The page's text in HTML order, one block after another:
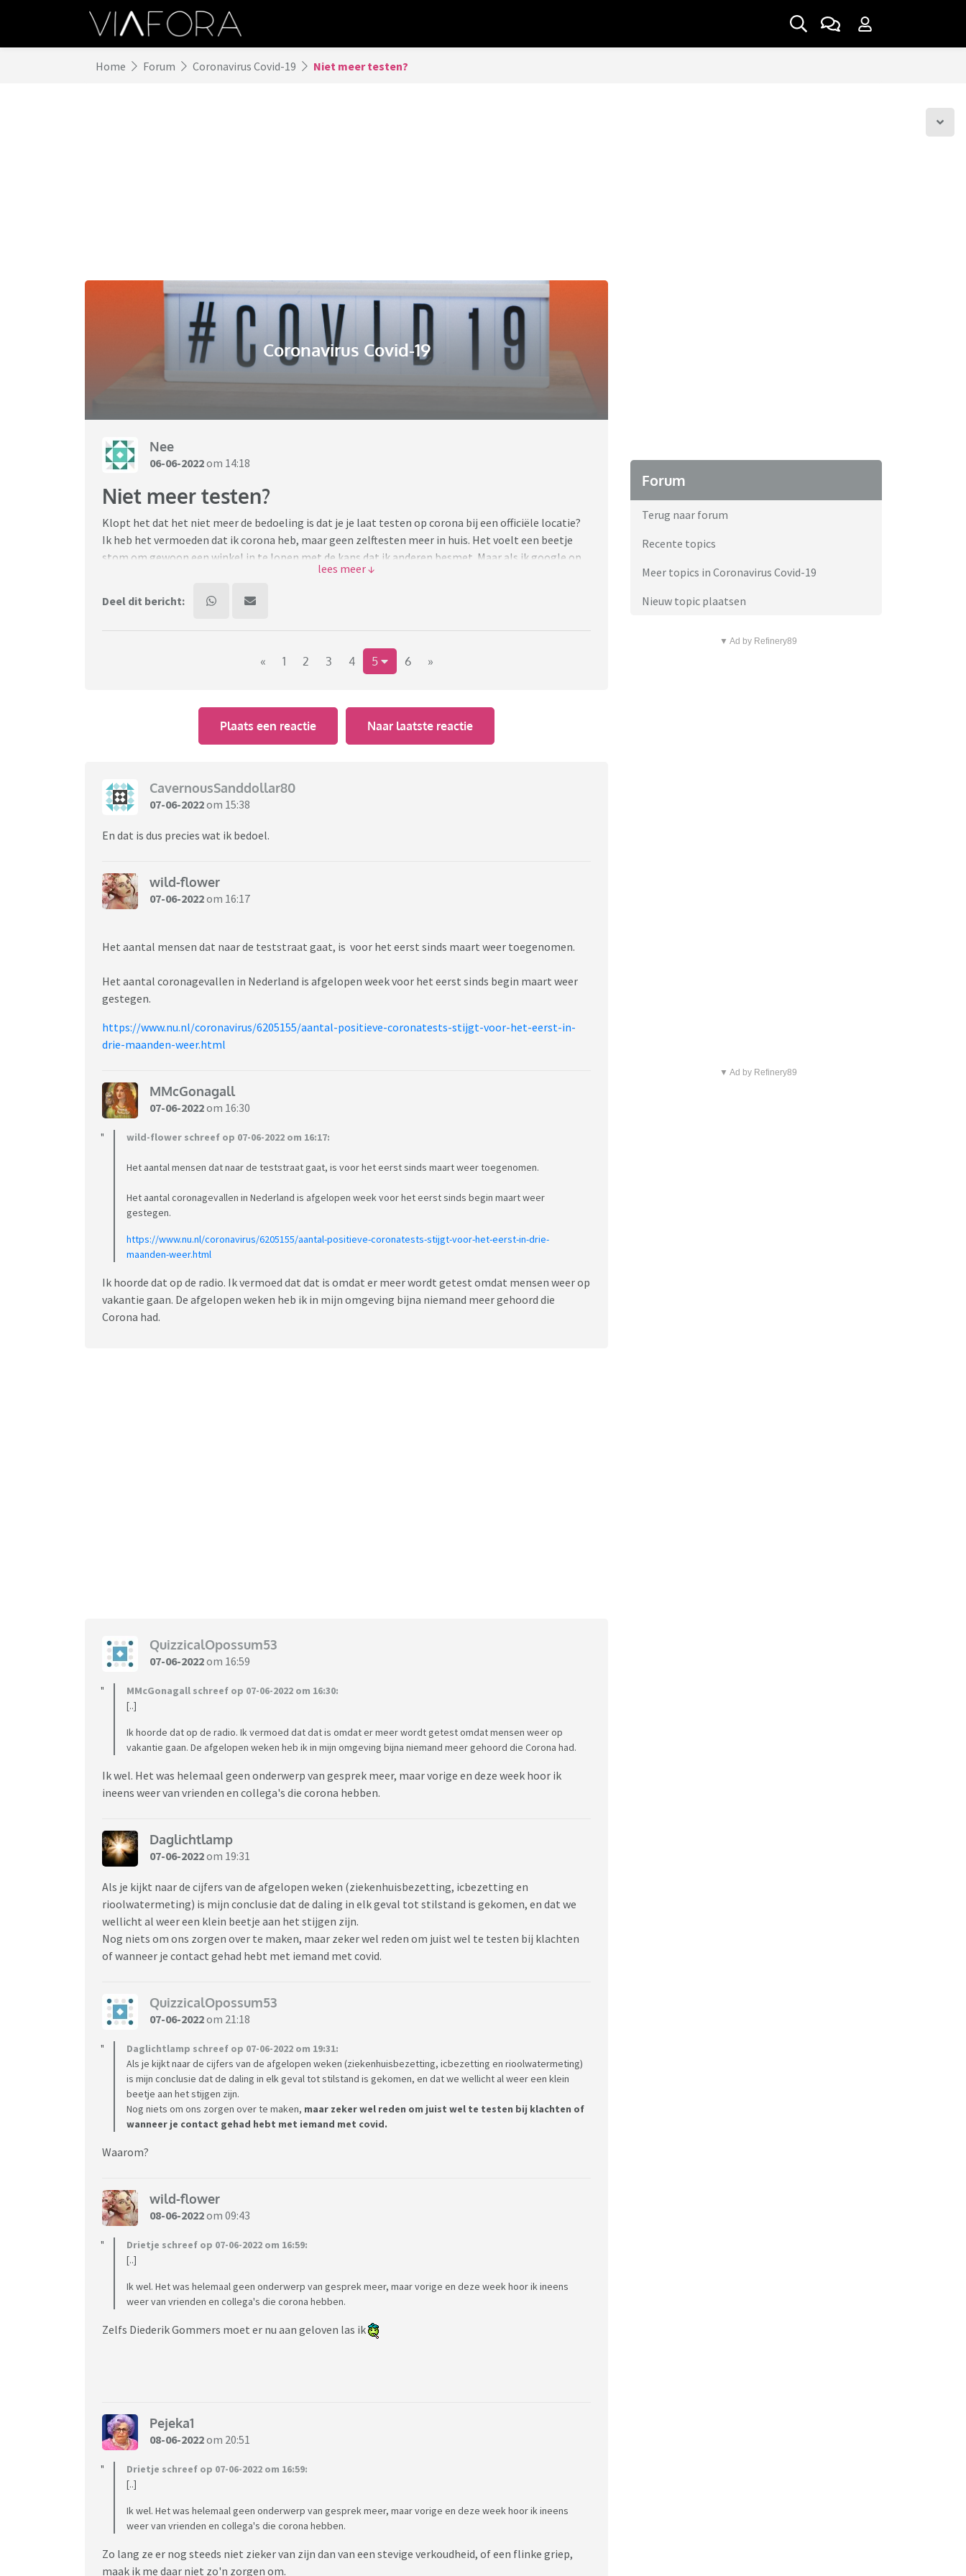
Home Forum Coronavirus Covid-19 Niet meer testen?
Coronavirus Covid-19
Nee
06-06-2022om 14:18
Niet meer testen?
Klopt het dat het niet meer de bedoeling is dat je je laat testen op corona bij een officiële locatie?
Ik heb het vermoeden dat ik corona heb, maar geen zelftesten meer in huis. Het voelt een beetje
stom om gewoon een winkel in te lopen met de kans dat ik anderen besmet. Maar als ik google op
testlocaties staat er dat deze alleen bedoeld zijn voor speciale gevallen, zoals iemand in een
Deel dit bericht:
« 1 2 3 4 5 6 »
Plaats een reactie Naar laatste reactie
CavernousSanddollar80
07-06-2022om 15:38
En dat is dus precies wat ik bedoel.
wild-flower
07-06-2022om 16:17
Het aantal mensen dat naar de teststraat gaat, is voor het eerst sinds maart weer toegenomen.
Het aantal coronagevallen in Nederland is afgelopen week voor het eerst sinds begin maart weer
gestegen.
https://www.nu.nl/coronavirus/6205155/aantal-positieve-coronatests-stijgt-voor-het-eerst-in-
drie-maanden-weer.html
MMcGonagall
07-06-2022om 16:30
wild-flower schreef op 07-06-2022 om 16:17:
Het aantal mensen dat naar de teststraat gaat, is voor het eerst sinds maart weer toegenomen.
Het aantal coronagevallen in Nederland is afgelopen week voor het eerst sinds begin maart weer
gestegen.
https://www.nu.nl/coronavirus/6205155/aantal-positieve-coronatests-stijgt-voor-het-eerst-in-drie-
maanden-weer.html
Ik hoorde dat op de radio. Ik vermoed dat dat is omdat er meer wordt getest omdat mensen weer op
vakantie gaan. De afgelopen weken heb ik in mijn omgeving bijna niemand meer gehoord die
Corona had.
QuizzicalOpossum53
07-06-2022om 16:59
MMcGonagall schreef op 07-06-2022 om 16:30:
[..]
Ik hoorde dat op de radio. Ik vermoed dat dat is omdat er meer wordt getest omdat mensen weer op
vakantie gaan. De afgelopen weken heb ik in mijn omgeving bijna niemand meer gehoord die Corona had.
Ik wel. Het was helemaal geen onderwerp van gesprek meer, maar vorige en deze week hoor ik
ineens weer van vrienden en collega's die corona hebben.
Daglichtlamp
07-06-2022om 19:31
Als je kijkt naar de cijfers van de afgelopen weken (ziekenhuisbezetting, icbezetting en
rioolwatermeting) is mijn conclusie dat de daling in elk geval tot stilstand is gekomen, en dat we
wellicht al weer een klein beetje aan het stijgen zijn.
Nog niets om ons zorgen over te maken, maar zeker wel reden om juist wel te testen bij klachten
of wanneer je contact gehad hebt met iemand met covid.
QuizzicalOpossum53
07-06-2022om 21:18
Daglichtlamp schreef op 07-06-2022 om 19:31:
Als je kijkt naar de cijfers van de afgelopen weken (ziekenhuisbezetting, icbezetting en rioolwatermeting)
is mijn conclusie dat de daling in elk geval tot stilstand is gekomen, en dat we wellicht al weer een klein
beetje aan het stijgen zijn.
Nog niets om ons zorgen over te maken, maar zeker wel reden om juist wel te testen bij klachten of
wanneer je contact gehad hebt met iemand met covid.
Waarom?
wild-flower
08-06-2022om 09:43
Drietje schreef op 07-06-2022 om 16:59:
[..]
Ik wel. Het was helemaal geen onderwerp van gesprek meer, maar vorige en deze week hoor ik ineens
weer van vrienden en collega's die corona hebben.
Zelfs Diederik Gommers moet er nu aan geloven las ik
Pejeka1
08-06-2022om 20:51
Drietje schreef op 07-06-2022 om 16:59:
[..]
Ik wel. Het was helemaal geen onderwerp van gesprek meer, maar vorige en deze week hoor ik ineens
weer van vrienden en collega's die corona hebben.
Zo lang ze er nog steeds niet zieker van zijn dan van een stevige verkoudheid, of een flinke griep,
maak ik me daar niet zo'n zorgen om.
Forum
Terug naar forum
Recente topics
Meer topics in Coronavirus Covid-19
Nieuw topic plaatsen
▼ Ad by Refinery89
▼ Ad by Refinery89